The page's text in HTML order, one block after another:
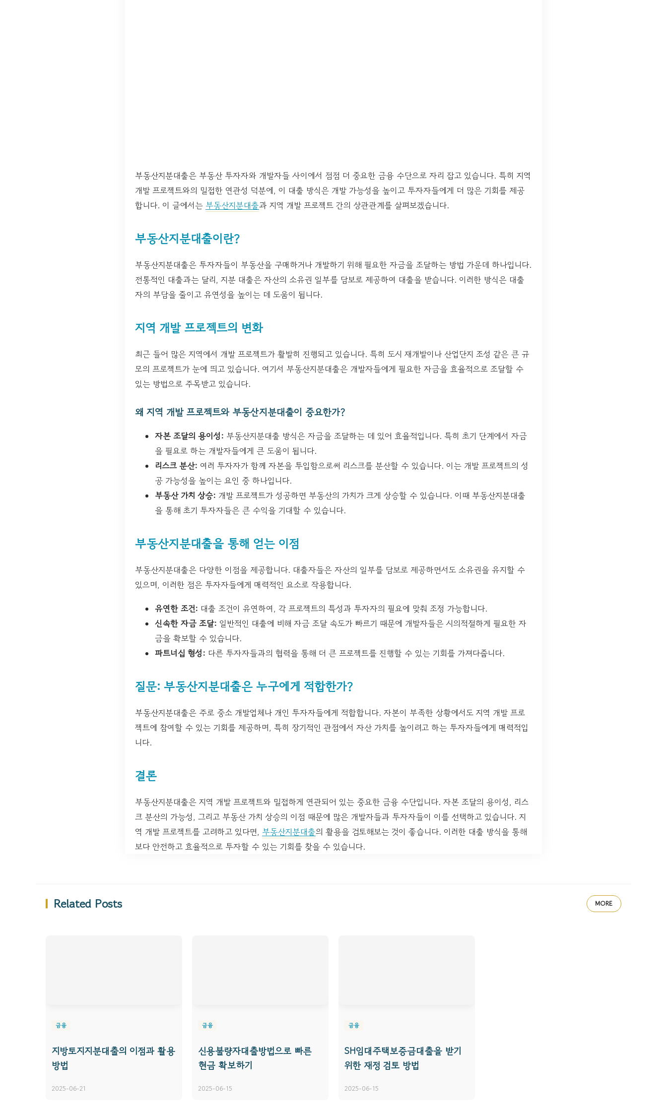
부동산지분대출은 부동산 투자자와 개발자들 사이에서 점점 더 중요한 금융 수단으로 자리 잡고 있습니다. 특히 지역
개발 프로젝트와의 밀접한 연관성 덕분에, 이 대출 방식은 개발 가능성을 높이고 투자자들에게 더 많은 기회를 제공
합니다. 이 글에서는 부동산지분대출과 지역 개발 프로젝트 간의 상관관계를 살펴보겠습니다.
부동산지분대출이란?
부동산지분대출은 투자자들이 부동산을 구매하거나 개발하기 위해 필요한 자금을 조달하는 방법 가운데 하나입니다.
전통적인 대출과는 달리, 지분 대출은 자산의 소유권 일부를 담보로 제공하여 대출을 받습니다. 이러한 방식은 대출
자의 부담을 줄이고 유연성을 높이는 데 도움이 됩니다.
지역 개발 프로젝트의 변화
최근 들어 많은 지역에서 개발 프로젝트가 활발히 진행되고 있습니다. 특히 도시 재개발이나 산업단지 조성 같은 큰 규
모의 프로젝트가 눈에 띄고 있습니다. 여기서 부동산지분대출은 개발자들에게 필요한 자금을 효율적으로 조달할 수
있는 방법으로 주목받고 있습니다.
왜 지역 개발 프로젝트와 부동산지분대출이 중요한가?
자본 조달의 용이성: 부동산지분대출 방식은 자금을 조달하는 데 있어 효율적입니다. 특히 초기 단계에서 자금
을 필요로 하는 개발자들에게 큰 도움이 됩니다.
리스크 분산: 여러 투자자가 함께 자본을 투입함으로써 리스크를 분산할 수 있습니다. 이는 개발 프로젝트의 성
공 가능성을 높이는 요인 중 하나입니다.
부동산 가치 상승: 개발 프로젝트가 성공하면 부동산의 가치가 크게 상승할 수 있습니다. 이때 부동산지분대출
을 통해 초기 투자자들은 큰 수익을 기대할 수 있습니다.
부동산지분대출을 통해 얻는 이점
부동산지분대출은 다양한 이점을 제공합니다. 대출자들은 자산의 일부를 담보로 제공하면서도 소유권을 유지할 수
있으며, 이러한 점은 투자자들에게 매력적인 요소로 작용합니다.
유연한 조건: 대출 조건이 유연하여, 각 프로젝트의 특성과 투자자의 필요에 맞춰 조정 가능합니다.
신속한 자금 조달: 일반적인 대출에 비해 자금 조달 속도가 빠르기 때문에 개발자들은 시의적절하게 필요한 자
금을 확보할 수 있습니다.
파트너십 형성: 다른 투자자들과의 협력을 통해 더 큰 프로젝트를 진행할 수 있는 기회를 가져다줍니다.
질문: 부동산지분대출은 누구에게 적합한가?
부동산지분대출은 주로 중소 개발업체나 개인 투자자들에게 적합합니다. 자본이 부족한 상황에서도 지역 개발 프로
젝트에 참여할 수 있는 기회를 제공하며, 특히 장기적인 관점에서 자산 가치를 높이려고 하는 투자자들에게 매력적입
니다.
결론
부동산지분대출은 지역 개발 프로젝트와 밀접하게 연관되어 있는 중요한 금융 수단입니다. 자본 조달의 용이성, 리스
크 분산의 가능성, 그리고 부동산 가치 상승의 이점 때문에 많은 개발자들과 투자자들이 이를 선택하고 있습니다. 지
역 개발 프로젝트를 고려하고 있다면, 부동산지분대출의 활용을 검토해보는 것이 좋습니다. 이러한 대출 방식을 통해
보다 안전하고 효율적으로 투자할 수 있는 기회를 찾을 수 있습니다.
Related Posts MORE
금융
지방토지지분대출의 이점과 활용
방법
2025-06-21
금융
신용불량자대출방법으로 빠른
현금 확보하기
2025-06-15
금융
SH임대주택보증금대출을 받기
위한 재정 검토 방법
2025-06-15